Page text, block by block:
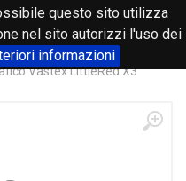
questo sito utilizza
nel sito autorizzi l'uso dei
informazioni
0
Vastex LittleRed X3